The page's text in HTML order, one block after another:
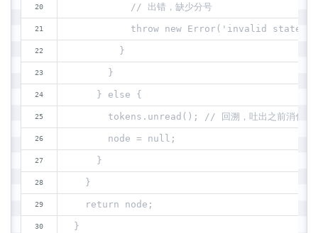
          // 出错，缺少分号
throw new Error('invalid
        }
      }
    } else {
tokens.unread(); // 回溯，吐出之前消化掉
      node = null;
    }
  }
  return node;
}